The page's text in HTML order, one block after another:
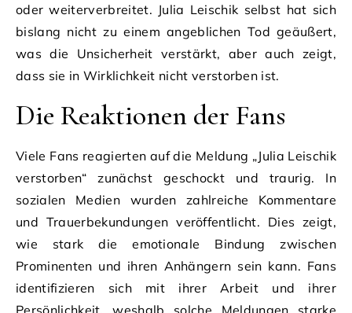
oder weiterverbreitet. Julia Leischik selbst hat sich
bislang nicht zu einem angeblichen Tod geäußert,
was die Unsicherheit verstärkt, aber auch zeigt,
dass sie in Wirklichkeit nicht verstorben ist.
Die Reaktionen der Fans
Viele Fans reagierten auf die Meldung „Julia Leischik
verstorben“ zunächst geschockt und traurig. In
sozialen Medien wurden zahlreiche Kommentare
und Trauerbekundungen veröffentlicht. Dies zeigt,
wie stark die emotionale Bindung zwischen
Prominenten und ihren Anhängern sein kann. Fans
identifizieren sich mit ihrer Arbeit und ihrer
Persönlichkeit, weshalb solche Meldungen starke